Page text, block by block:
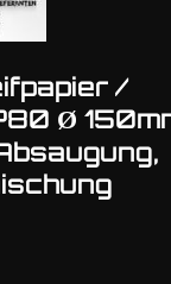
/
Ø